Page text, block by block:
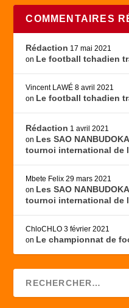
COMMENTAIRES
Rédaction 17 mai 2021
on Le football tchadien
Vincent LAWÉ 8 avril 2021
on Le football tchadien
Rédaction 1 avril 2021
on Les SAO
tournoi international de
Mbete Felix 29 mars 2021
on Les SAO
tournoi international de
ChloCHLO 3 février 2021
on Le championnat de